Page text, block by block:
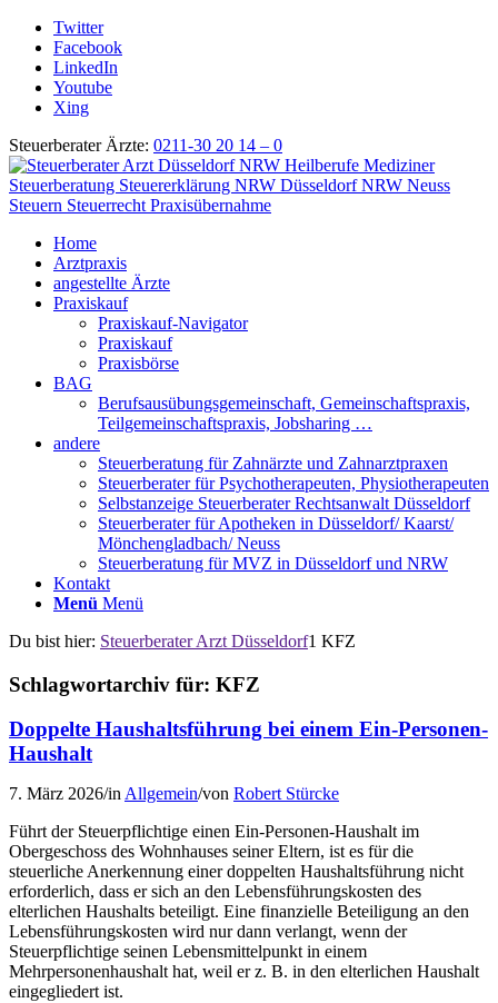
Twitter
Facebook
LinkedIn
Youtube
Xing
Steuerberater Ärzte: 0211-30 20 14 – 0
Home
Arztpraxis
angestellte Ärzte
Praxiskauf
Praxiskauf-Navigator
Praxiskauf
Praxisbörse
BAG
Berufsausübungsgemeinschaft, Gemeinschaftspraxis,
Teilgemeinschaftspraxis, Jobsharing …
andere
Steuerberatung für Zahnärzte und Zahnarztpraxen
Steuerberater für Psychotherapeuten, Physiotherapeuten
Selbstanzeige Steuerberater Rechtsanwalt Düsseldorf
Steuerberater für Apotheken in Düsseldorf/ Kaarst/
Mönchengladbach/ Neuss
Steuerberatung für MVZ in Düsseldorf und NRW
Kontakt
Menü Menü
Du bist hier: Steuerberater Arzt Düsseldorf1 KFZ
Schlagwortarchiv für: KFZ
Doppelte Haushaltsführung bei einem Ein-Personen-
Haushalt
7. März 2026/in Allgemein/von Robert Stürcke
Führt der Steuerpflichtige einen Ein-Personen-Haushalt im
Obergeschoss des Wohnhauses seiner Eltern, ist es für die
steuerliche Anerkennung einer doppelten Haushaltsführung nicht
erforderlich, dass er sich an den Lebensführungskosten des
elterlichen Haushalts beteiligt. Eine finanzielle Beteiligung an den
Lebensführungskosten wird nur dann verlangt, wenn der
Steuerpflichtige seinen Lebensmittelpunkt in einem
Mehrpersonenhaushalt hat, weil er z. B. in den elterlichen Haushalt
eingegliedert ist.